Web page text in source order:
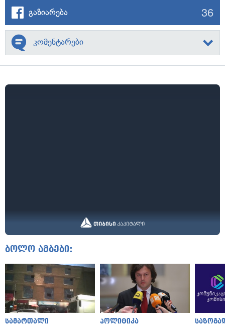
გაზიარება 36
კომენტარები
ბოლო ამბები:
სამართალი პოლიტიკა